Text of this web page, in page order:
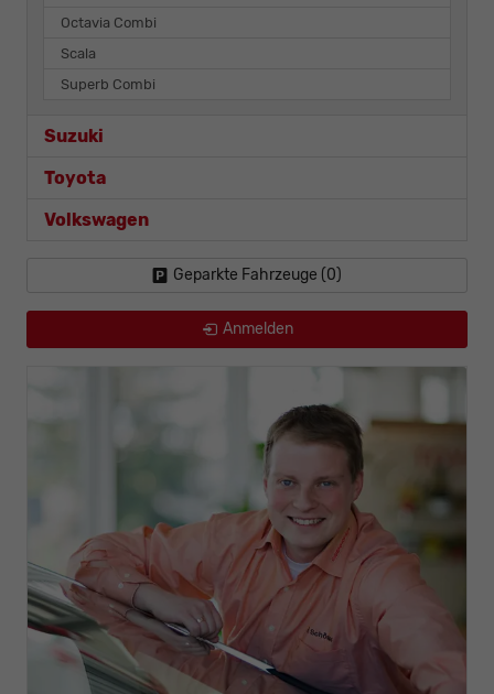
Octavia Combi
Scala
Superb Combi
Suzuki
Toyota
Volkswagen
Geparkte Fahrzeuge (0)
Anmelden